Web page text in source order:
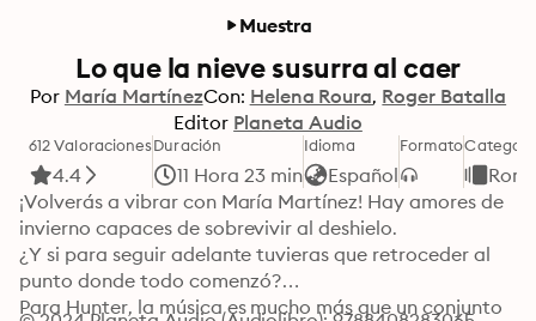
Muestra
Lo que la nieve susurra al caer
Por María MartínezCon: Helena Roura Roger Batalla
Editor Planeta Audio
612 Valoraciones
4.4
Duración
11 Hora 23 min
Idioma
Español
Formato
¡Volverás a vibrar con María Martínez! Hay amores de
invierno capaces de sobrevivir al deshielo.
¿Y si para seguir adelante tuvieras que retroceder al
punto donde todo comenzó?
Para Hunter, la música es mucho más que un conjunto